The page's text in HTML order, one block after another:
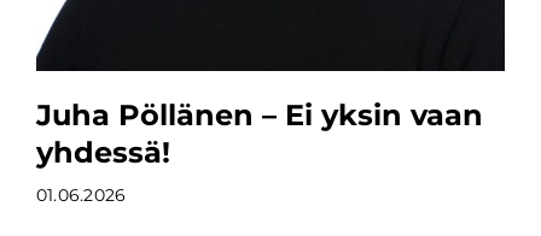
Juha Pöllänen – Ei yksin vaan
yhdessä!
01.06.2026